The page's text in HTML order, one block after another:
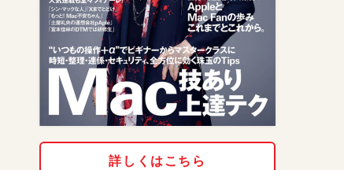
詳しくはこちら